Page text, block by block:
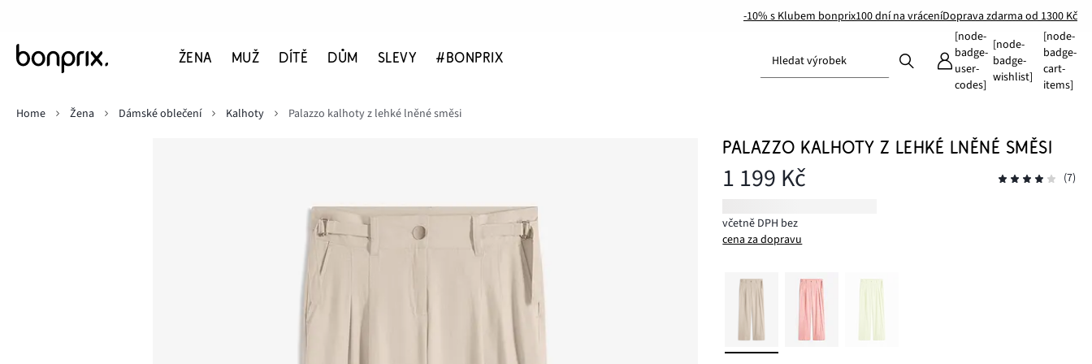
-10% s Klubem bonprix100 dní na vráceníDoprava zdarma od 1300 Kč
ŽENA MUŽ DÍTĚ DŮM SLEVY #BONPRIX Hledat výrobek
[node-
badge-
user-
codes]
[node-
badge-
wishlist]
[node-
badge-
cart-
items]
Home
Žena Dámské oblečení Kalhoty Palazzo kalhoty z lehké lněné směsi
PALAZZO KALHOTY Z LEHKÉ LNĚNÉ SMĚSI
1 199 Kč (7)
včetně DPH bez
cena za dopravu